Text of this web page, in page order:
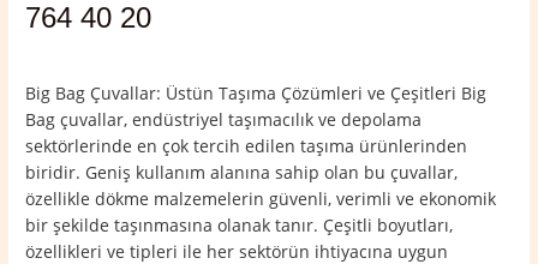
764 40 20
Big Bag Çuvallar: Üstün Taşıma Çözümleri ve Çeşitleri Big
Bag çuvallar, endüstriyel taşımacılık ve depolama
sektörlerinde en çok tercih edilen taşıma ürünlerinden
biridir. Geniş kullanım alanına sahip olan bu çuvallar,
özellikle dökme malzemelerin güvenli, verimli ve ekonomik
bir şekilde taşınmasına olanak tanır. Çeşitli boyutları,
özellikleri ve tipleri ile her sektörün ihtiyacına uygun